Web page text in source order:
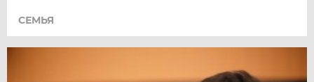
СЕМЬЯ